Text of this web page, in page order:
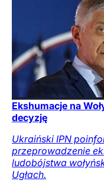
Ekshumacje na
decyzję
Ukraiński IPN
przeprowadzenie
ludobójstwa
Ugłach.